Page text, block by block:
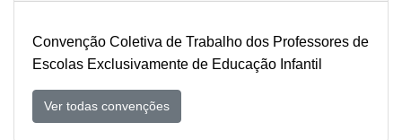
Convenção Coletiva de Trabalho dos Professores de
Escolas Exclusivamente de Educação Infantil
Ver todas convenções